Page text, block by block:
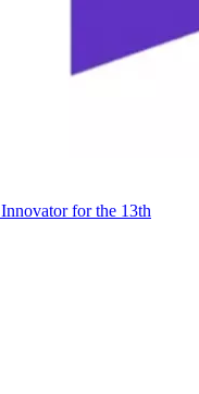
for the 13th